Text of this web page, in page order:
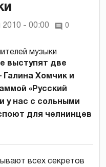
2010 - 00:00 0
выступят две
Хомчик и
«Русский
у нас с сольными
для челнинцев
всех секретов